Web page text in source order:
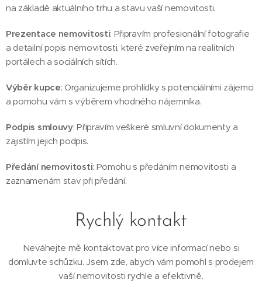
na základě aktuálního trhu a stavu vaší nemovitosti.
Prezentace nemovitosti: Připravím profesionální fotografie
a detailní popis nemovitosti, které zveřejním na realitních
portálech a sociálních sítích.
Výběr kupce: Organizujeme prohlídky s potenciálními zájemci
a pomohu vám s výběrem vhodného nájemníka.
Podpis smlouvy: Připravím veškeré smluvní dokumenty a
zajistím jejich podpis.
Předání nemovitosti: Pomohu s předáním nemovitosti a
zaznamenám stav při předání.
Rychlý kontakt
Neváhejte mě kontaktovat pro více informací nebo si
domluvte schůzku. Jsem zde, abych vám pomohl s prodejem
vaší nemovitosti rychle a efektivně.